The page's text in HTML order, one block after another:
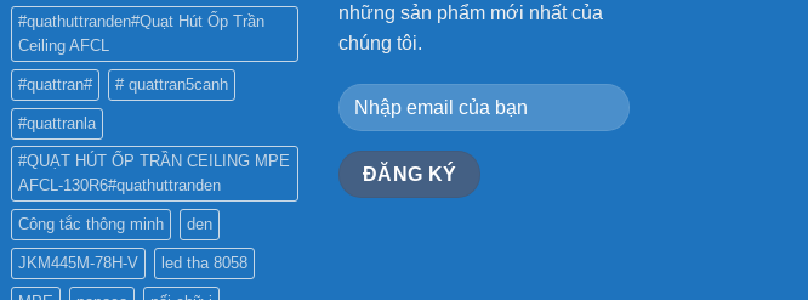
#quathuttranden#Quạt Hút Ốp Trần
Ceiling AFCL
#quattran# # quattran5canh
#quattranla
#QUẠT HÚT ỐP TRẦN CEILING MPE
AFCL-130R6#quathuttranden
Công tắc thông minh den
JKM445M-78H-V led tha 8058
những sản phẩm mới nhất của
chúng tôi.